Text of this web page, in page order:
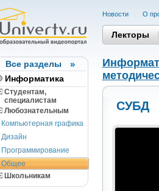
Все разделы
Информатика
Студентам,
cпециалистам
Любознательным
Компьютерная графика
Дизайн
Программирование
Общее
Школьникам
Новости О
Лекторы
СУБД